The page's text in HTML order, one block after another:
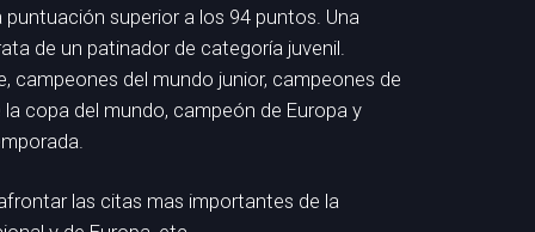
superior a los 94 puntos. Una
de un patinador de categoría juvenil.
campeones del mundo junior, campeones de
copa del mundo, campeón de Europa y
las citas mas importantes de la